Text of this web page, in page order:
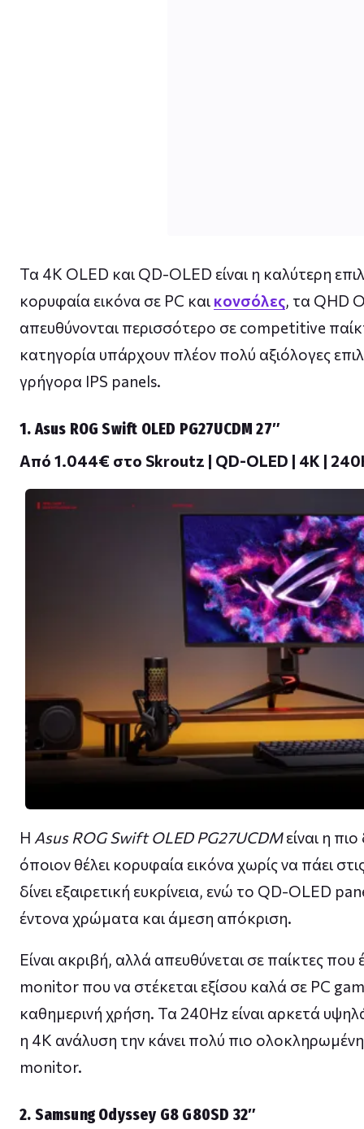
Τα 4K OLED και QD-OLED είναι η καλύτερη
κορυφαία εικόνα σε PC και κονσόλες, τα QHD
απευθύνονται περισσότερο σε competitive
κατηγορία υπάρχουν πλέον πολύ αξιόλογες
γρήγορα IPS panels.
1. Asus ROG Swift OLED PG27UCDM 27″
Από 1.044€ στο Skroutz | QD-OLED | 4K |
Η Asus ROG Swift OLED PG27UCDMείναι η
όποιον θέλει κορυφαία εικόνα χωρίς να πάει
δίνει εξαιρετική ευκρίνεια, ενώ το QD-OLED
έντονα χρώματα και άμεση απόκριση.
Είναι ακριβή, αλλά απευθύνεται σε παίκτες
monitor που να στέκεται εξίσου καλά σε PC
καθημερινή χρήση. Τα 240Hz είναι αρκετά
η 4K ανάλυση την κάνει πολύ πιο
monitor.
2. Samsung Odyssey G8 G80SD 32″